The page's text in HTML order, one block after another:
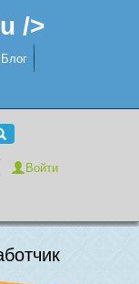
/>